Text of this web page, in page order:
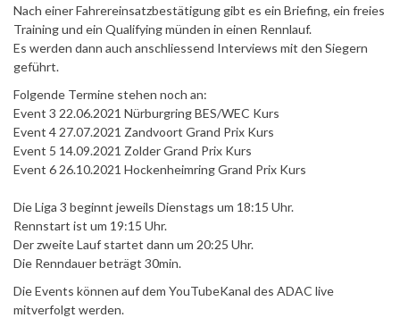
Nach einer Fahrereinsatzbestätigung gibt es ein Briefing, ein freies
Training und ein Qualifying münden in einen Rennlauf.
Es werden dann auch anschliessend Interviews mit den Siegern
geführt.
Folgende Termine stehen noch an:
Event 3 22.06.2021 Nürburgring BES/WEC Kurs
Event 4 27.07.2021 Zandvoort Grand Prix Kurs
Event 5 14.09.2021 Zolder Grand Prix Kurs
Event 6 26.10.2021 Hockenheimring Grand Prix Kurs
Die Liga 3 beginnt jeweils Dienstags um 18:15 Uhr.
Rennstart ist um 19:15 Uhr.
Der zweite Lauf startet dann um 20:25 Uhr.
Die Renndauer beträgt 30min.
Die Events können auf dem YouTubeKanal des ADAC live
mitverfolgt werden.